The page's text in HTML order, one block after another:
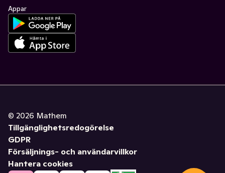
Appar
© 2026 Mathem
Tillgänglighetsredogörelse
GDPR
Försäljnings- och användarvillkor
Hantera cookies